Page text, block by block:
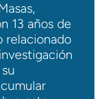
13 años de
relacionado